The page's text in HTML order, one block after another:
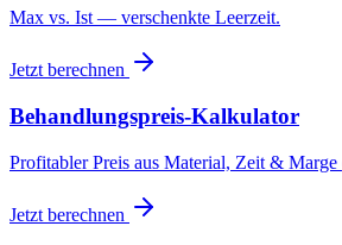
Max vs. Ist — verschenkte Leerzeit.
Jetzt berechnen
Behandlungspreis-Kalkulator
Profitabler Preis aus Material, Zeit & Marge
Jetzt berechnen